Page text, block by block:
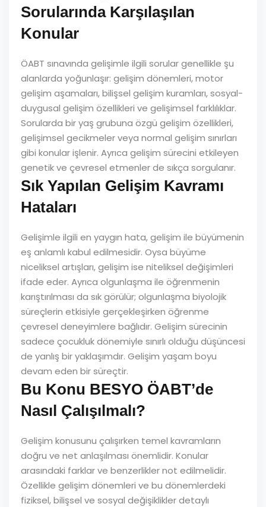
Sorularında Karşılaşılan
Konular
ÖABT sınavında gelişimle ilgili sorular genellikle şu
alanlarda yoğunlaşır: gelişim dönemleri, motor
gelişim aşamaları, bilişsel gelişim kuramları, sosyal-
duygusal gelişim özellikleri ve gelişimsel farklılıklar.
Sorularda bir yaş grubuna özgü gelişim özellikleri,
gelişimsel gecikmeler veya normal gelişim sınırları
gibi konular işlenir. Ayrıca gelişim sürecini etkileyen
genetik ve çevresel etmenler de sıkça sorgulanır.
Sık Yapılan Gelişim Kavramı
Hataları
Gelişimle ilgili en yaygın hata, gelişim ile büyümenin
eş anlamlı kabul edilmesidir. Oysa büyüme
niceliksel artışları, gelişim ise niteliksel değişimleri
ifade eder. Ayrıca olgunlaşma ile öğrenmenin
karıştırılması da sık görülür; olgunlaşma biyolojik
süreçlerin etkisiyle gerçekleşirken öğrenme
çevresel deneyimlere bağlıdır. Gelişim sürecinin
sadece çocukluk dönemiyle sınırlı olduğu düşüncesi
de yanlış bir yaklaşımdır. Gelişim yaşam boyu
devam eden bir süreçtir.
Bu Konu BESYO ÖABT’de
Nasıl Çalışılmalı?
Gelişim konusunu çalışırken temel kavramların
doğru ve net anlaşılması önemlidir. Konular
arasındaki farklar ve benzerlikler not edilmelidir.
Özellikle gelişim dönemleri ve bu dönemlerdeki
fiziksel, bilişsel ve sosyal değişiklikler detaylı